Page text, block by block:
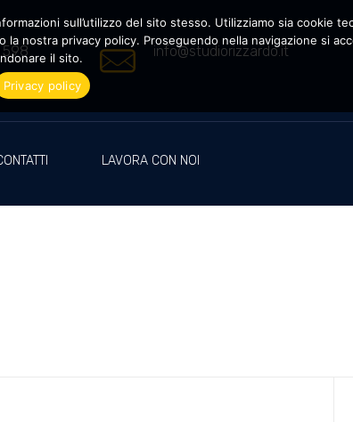
info@studiorizzardo.it
LAVORA CON NOI
sull’utilizzo del sito stesso. Utilizziamo sia cookie
nostra privacy policy. Proseguendo nella navigazione si
il sito.
Privacy policy